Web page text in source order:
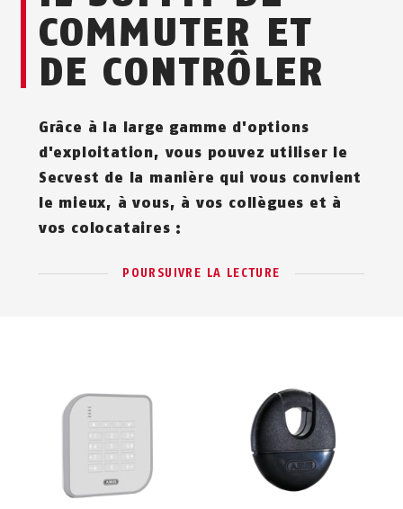
COMMUTER ET
DE CONTRÔLER
Grâce à la large gamme d'options
d'exploitation, vous pouvez utiliser le
Secvest de la manière qui vous convient
le mieux, à vous, à vos collègues et à
vos colocataires :
POURSUIVRE LA LECTURE